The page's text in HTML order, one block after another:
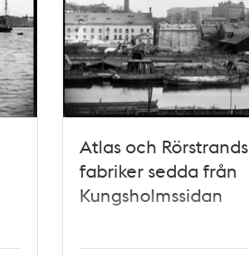
Atlas och Rörstrands
fabriker sedda från
Kungsholmssidan